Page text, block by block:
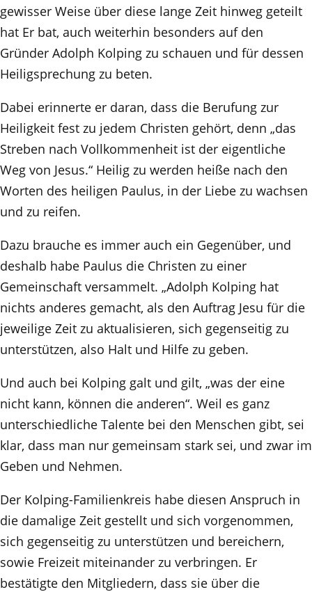
gewisser Weise über diese lange Zeit hinweg geteilt
hat Er bat, auch weiterhin besonders auf den
Gründer Adolph Kolping zu schauen und für dessen
Heiligsprechung zu beten.
Dabei erinnerte er daran, dass die Berufung zur
Heiligkeit fest zu jedem Christen gehört, denn „das
Streben nach Vollkommenheit ist der eigentliche
Weg von Jesus.“ Heilig zu werden heiße nach den
Worten des heiligen Paulus, in der Liebe zu wachsen
und zu reifen.
Dazu brauche es immer auch ein Gegenüber, und
deshalb habe Paulus die Christen zu einer
Gemeinschaft versammelt. „Adolph Kolping hat
nichts anderes gemacht, als den Auftrag Jesu für die
jeweilige Zeit zu aktualisieren, sich gegenseitig zu
unterstützen, also Halt und Hilfe zu geben.
Und auch bei Kolping galt und gilt, „was der eine
nicht kann, können die anderen“. Weil es ganz
unterschiedliche Talente bei den Menschen gibt, sei
klar, dass man nur gemeinsam stark sei, und zwar im
Geben und Nehmen.
Der Kolping-Familienkreis habe diesen Anspruch in
die damalige Zeit gestellt und sich vorgenommen,
sich gegenseitig zu unterstützen und bereichern,
sowie Freizeit miteinander zu verbringen. Er
bestätigte den Mitgliedern, dass sie über die